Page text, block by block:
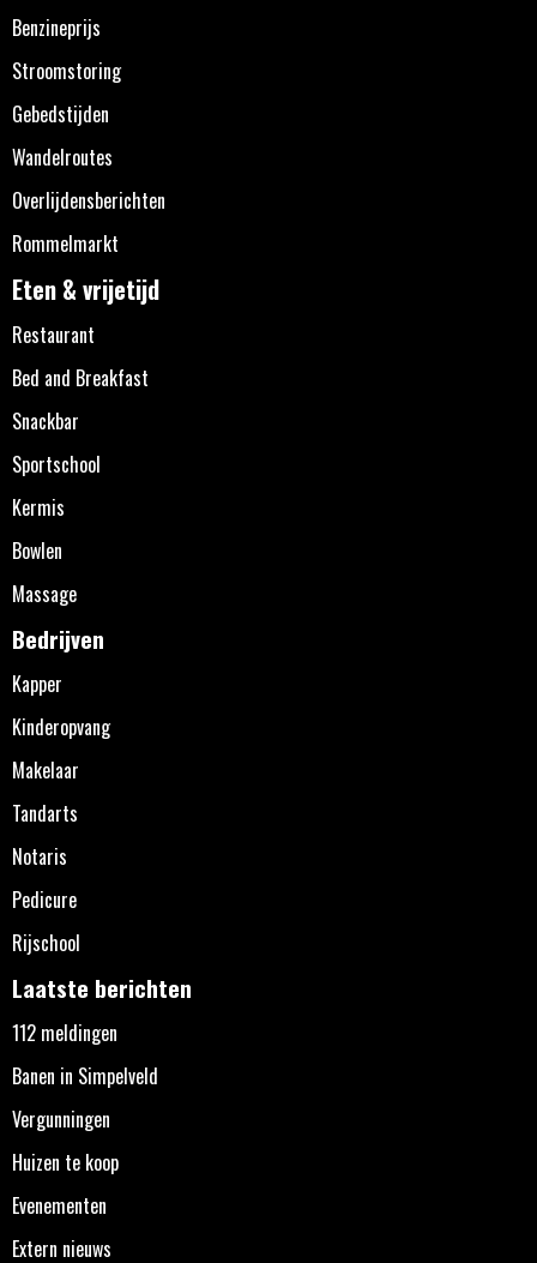
Benzineprijs
Stroomstoring
Gebedstijden
Wandelroutes
Overlijdensberichten
Rommelmarkt
Eten & vrijetijd
Restaurant
Bed and Breakfast
Snackbar
Sportschool
Kermis
Bowlen
Massage
Bedrijven
Kapper
Kinderopvang
Makelaar
Tandarts
Notaris
Pedicure
Rijschool
Laatste berichten
112 meldingen
Banen in Simpelveld
Vergunningen
Huizen te koop
Evenementen
Extern nieuws